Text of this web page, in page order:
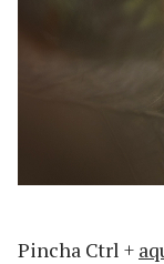
Pincha Ctrl +